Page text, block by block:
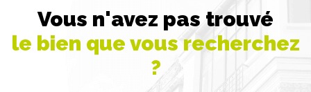
Vous n'avez pas trouvé
le bien que vous recherchez
?